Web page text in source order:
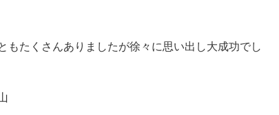
もたくさんありましたが徐々に思い出し大成功でし